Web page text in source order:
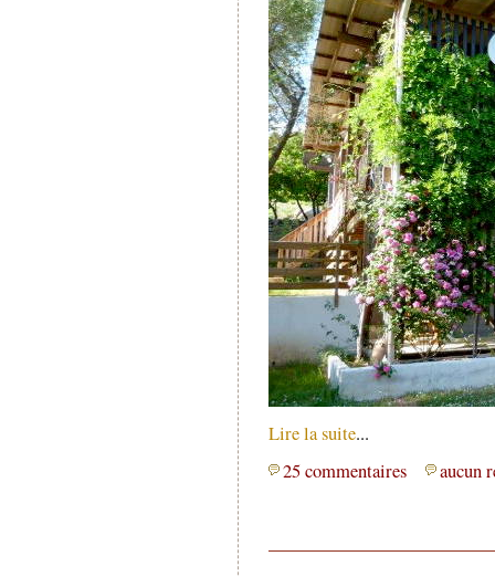
Lire la suite...
25 commentaires
aucun